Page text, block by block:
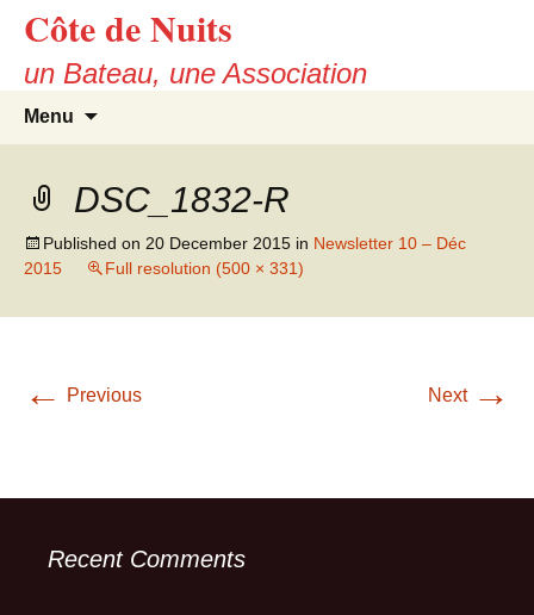
content
Côte de Nuits
un Bateau, une Association
Menu
DSC_1832-R
Published on 20 December 2015 in Newsletter 10 – Déc
2015
Full resolution (500 × 331)
← Previous Next →
Recent Comments